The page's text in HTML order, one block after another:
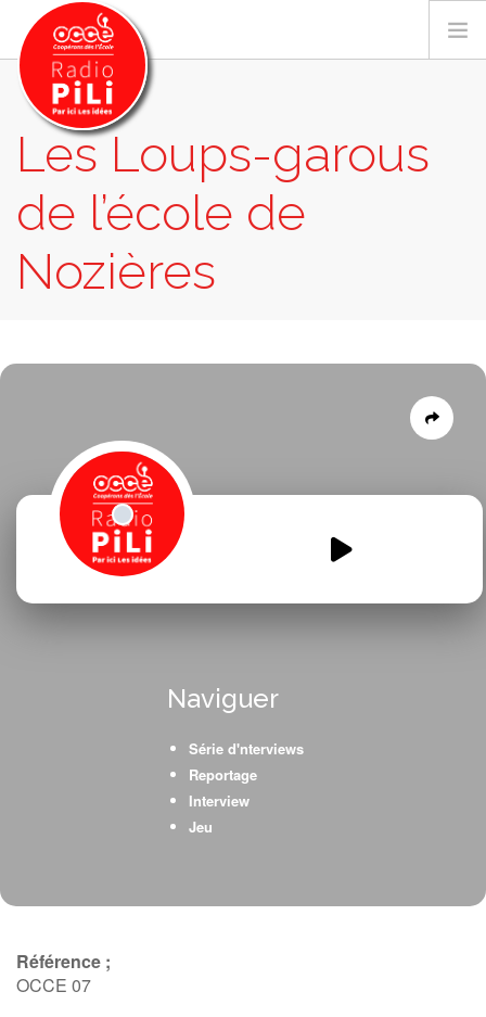
PRÉSENTATION
GRILLE DES PROGRAMMES
SUR LE TERRITOIRE
CONTACT
Les Loups-garous
de l’école de
Nozières
noz-hier-version-definitive.mp3
Naviguer
Série d'nterviews
Reportage
Interview
Jeu
Référence ;
OCCE 07